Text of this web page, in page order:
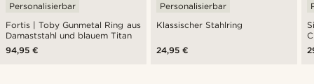
Fortis | Toby Gunmetal Ring aus
Damaststahl und blauem Titan
Personalisierbar
94,95 €
Klassischer Stahlring
Personalisierbar
24,95 €